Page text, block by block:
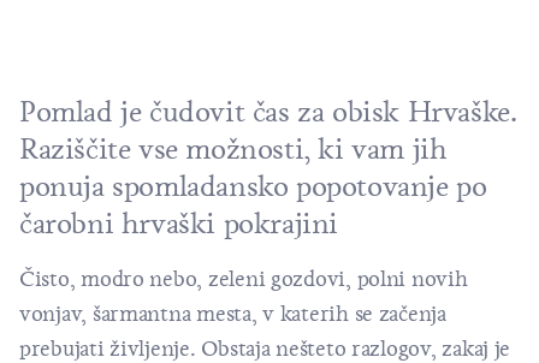
Pomlad je čudovit čas za obisk Hrvaške.
Raziščite vse možnosti, ki vam jih
ponuja spomladansko popotovanje po
čarobni hrvaški pokrajini
Čisto, modro nebo, zeleni gozdovi, polni novih
vonjav, šarmantna mesta, v katerih se začenja
prebujati življenje. Obstaja nešteto razlogov, zakaj je